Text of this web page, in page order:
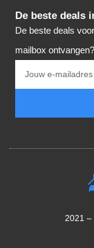
De beste deals
De beste deals
mailbox
2021 –